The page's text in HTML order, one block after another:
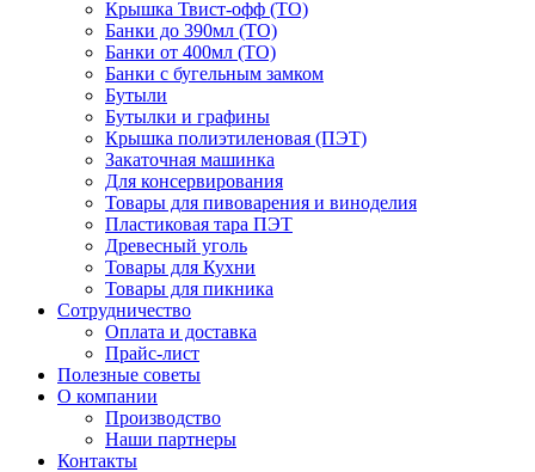
Крышка Твист-офф (ТО)
Банки до 390мл (ТО)
Банки от 400мл (ТО)
Банки с бугельным замком
Бутыли
Бутылки и графины
Крышка полиэтиленовая (ПЭТ)
Закаточная машинка
Для консервирования
Товары для пивоварения и виноделия
Пластиковая тара ПЭТ
Древесный уголь
Товары для Кухни
Товары для пикника
Сотрудничество
Оплата и доставка
Прайс-лист
Полезные советы
О компании
Производство
Наши партнеры
Контакты